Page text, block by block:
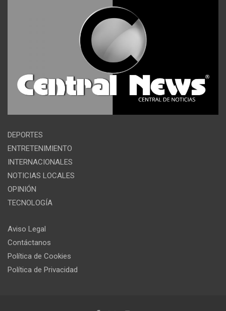
DEPORTES
ENTRETENIMIENTO
INTERNACIONALES
NOTICIAS LOCALES
OPINIÓN
TECNOLOGÍA
Aviso Legal
Contáctanos
Política de Cookies
Política de Privacidad